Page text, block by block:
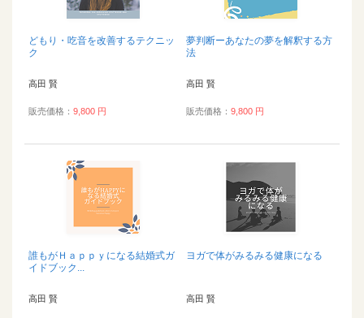
どもり・吃音を改善するテクニッ
ク
高田 賢
販売価格： 9,800 円
夢判断ーあなたの夢を解釈する方
法
高田 賢
販売価格： 9,800 円
誰もがＨａｐｐｙになる結婚式ガ
イドブック...
高田 賢
ヨガで体がみるみる健康になる
高田 賢